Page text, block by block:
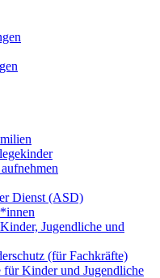
Dienst (ASD)
Jugendliche und
(für Fachkräfte)
Kinder und Jugendliche